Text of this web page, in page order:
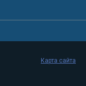
Карта сайта